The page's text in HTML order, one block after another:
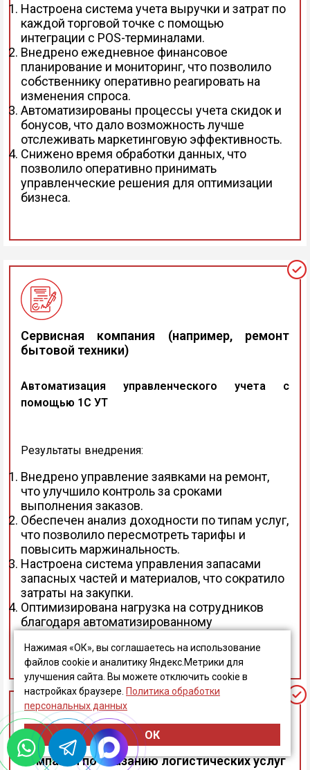
Нажимая «ОК», вы соглашаетесь на использование
файлов cookie и аналитику Яндекс.Метрики для
улучшения сайта. Вы можете отключить cookie в
настройках браузере. Политика обработки
персональных данных
ОК
Настроена система учета выручки и затрат по
каждой торговой точке с помощью
интеграции с POS-терминалами.
Внедрено ежедневное финансовое
планирование и мониторинг, что позволило
собственнику оперативно реагировать на
изменения спроса.
Автоматизированы процессы учета скидок и
бонусов, что дало возможность лучше
отслеживать маркетинговую эффективность.
Снижено время обработки данных, что
позволило оперативно принимать
управленческие решения для оптимизации
бизнеса.
Сервисная компания (например, ремонт
бытовой техники)
Автоматизация управленческого учета с
помощью 1С УТ
Результаты внедрения:
Внедрено управление заявками на ремонт,
что улучшило контроль за сроками
выполнения заказов.
Обеспечен анализ доходности по типам услуг,
что позволило пересмотреть тарифы и
повысить маржинальность.
Настроена система управления запасами
запасных частей и материалов, что сократило
затраты на закупки.
Оптимизирована нагрузка на сотрудников
благодаря автоматизированному
Компания по оказанию логистических услуг